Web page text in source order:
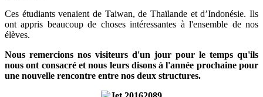
Ces étudiants venaient de Taiwan, de Thaïlande et d’Indonésie. Ils
ont appris beaucoup de choses intéressantes à l'ensemble de nos
élèves.
Nous remercions nos visiteurs d'un jour pour le temps qu'ils
nous ont consacré et nous leurs disons à l'année prochaine pour
une nouvelle rencontre entre nos deux structures.